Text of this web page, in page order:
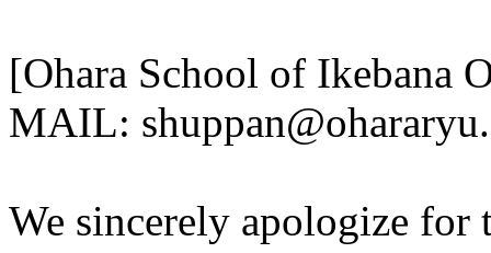
[Ohara School of Ikebana
MAIL:
We sincerely apologize for